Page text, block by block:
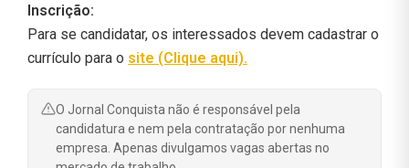
Inscrição:
Para se candidatar, os interessados devem cadastrar o
currículo para o site (Clique aqui).
O Jornal Conquista não é responsável pela
candidatura e nem pela contratação por nenhuma
empresa. Apenas divulgamos vagas abertas no